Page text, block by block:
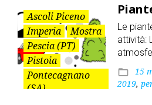
Pontecagnano
(SA)
Salerno
Sanremo (IM)
Ascoli Piceno
Imperia
Mostra
Pescia (PT)
Pistoia
Pontecagnano
(SA)
Le
attività:
folder_open 15
2019,